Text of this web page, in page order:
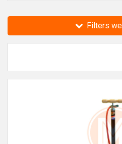
Dresco Fietstoebehoren,PB
bij
Toolmaster.shop verkoopt al
Filters